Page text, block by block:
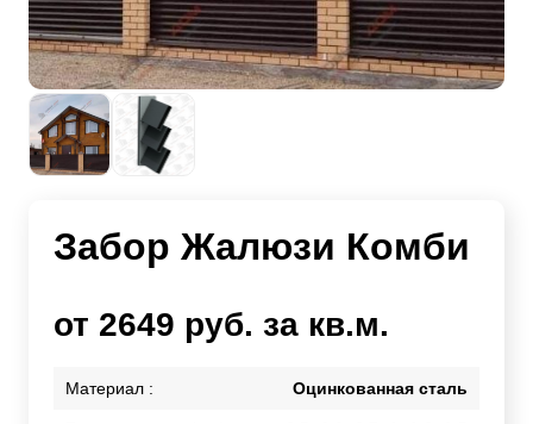
Забор Жалюзи Комби
от 2649 руб. за кв.м.
Материал : Оцинкованная сталь